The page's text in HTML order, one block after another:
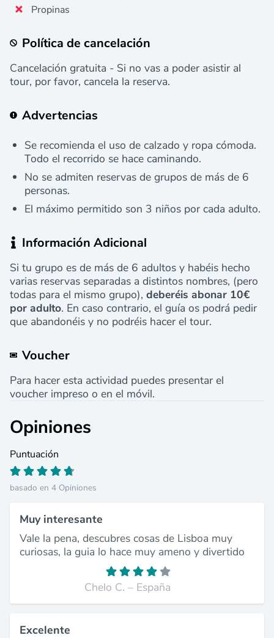
Propinas
Política de cancelación
Cancelación gratuita - Si no vas a poder asistir al
tour, por favor, cancela la reserva.
Advertencias
Se recomienda el uso de calzado y ropa cómoda.
Todo el recorrido se hace caminando.
No se admiten reservas de grupos de más de 6
personas.
El máximo permitido son 3 niños por cada adulto.
Información Adicional
Si tu grupo es de más de 6 adultos y habéis hecho
varias reservas separadas a distintos nombres, (pero
todas para el mismo grupo), deberéis abonar 10€
por adulto. En caso contrario, el guía os podrá pedir
que abandonéis y no podréis hacer el tour.
Voucher
Para hacer esta actividad puedes presentar el
voucher impreso o en el móvil.
Opiniones
Puntuación
basado en 4 Opiniones
Muy interesante
Vale la pena, descubres cosas de Lisboa muy
curiosas, la guia lo hace muy ameno y divertido
Chelo C. – España
Excelente